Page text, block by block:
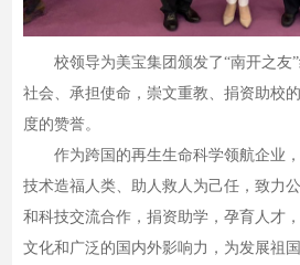
校领导为美宝集团颁发了“南开之友”
社会、承担使命，崇文重教、捐资助校
度的赞誉。
作为跨国的再生生命科学领航企业，
技术造福人类、助人救人为己任，致力
和科技交流合作，捐资助学，孕育人才
文化和广泛的国内外影响力，为发展祖